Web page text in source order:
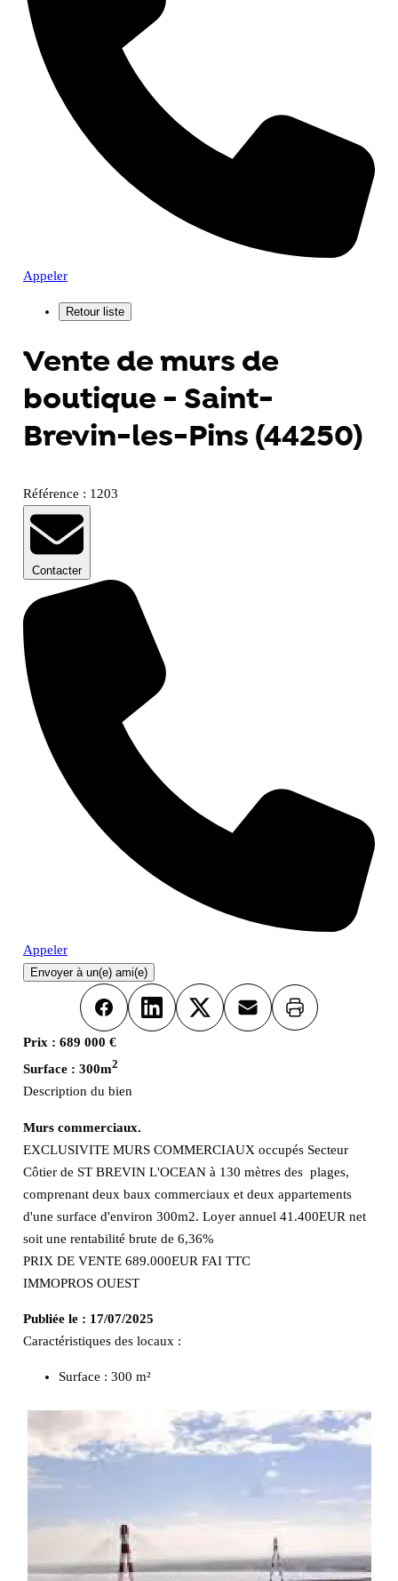
Appeler
Vente de murs de
boutique - Saint-
Brevin-les-Pins (44250)
Référence : 1203
Contacter
Appeler
Envoyer à un(e) ami(e)
FacebookLinkedInX Email Imprimer
Prix : 689 000 €
Surface : 300m2
Description du bien
Murs commerciaux.
EXCLUSIVITE MURS COMMERCIAUX occupés Secteur
Côtier de ST BREVIN L'OCEAN à 130 mètres des plages,
comprenant deux baux commerciaux et deux appartements
d'une surface d'environ 300m2. Loyer annuel 41.400EUR net
soit une rentabilité brute de 6,36%
PRIX DE VENTE 689.000EUR FAI TTC
IMMOPROS OUEST
Publiée le : 17/07/2025
Caractéristiques des locaux :
Surface : 300 m²